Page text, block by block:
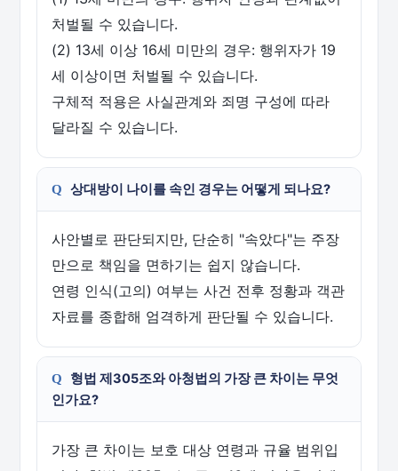
처벌될 수 있습니다.
(2) 13세 이상 16세 미만의 경우: 행위자가 19
세 이상이면 처벌될 수 있습니다.
구체적 적용은 사실관계와 죄명 구성에 따라
달라질 수 있습니다.
상대방이 나이를 속인 경우는 어떻게 되나요?
사안별로 판단되지만, 단순히 "속았다"는 주장
만으로 책임을 면하기는 쉽지 않습니다.
연령 인식(고의) 여부는 사건 전후 정황과 객관
자료를 종합해 엄격하게 판단될 수 있습니다.
형법 제305조와 아청법의 가장 큰 차이는 무엇
인가요?
가장 큰 차이는 보호 대상 연령과 규율 범위입